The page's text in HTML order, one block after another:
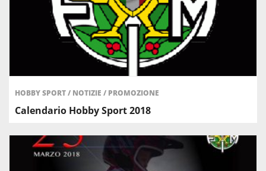
HOBBY SPORT/ NOTIZIE / PROMOZIONE
Calendario Hobby Sport 2018